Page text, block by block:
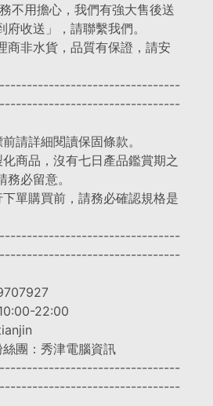
不用擔心，我們有強大售後送
收送」，請聯繫我們。
商非水貨，品質有保證，請安
請詳細閱讀保固條款。
商品，沒有七日產品鑑賞期之
必留意。
單購買前，請務必確認規格是
22:00
團：秀津電腦資訊